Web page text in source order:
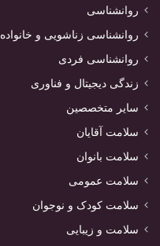
روانشناسی
روانشناسی زناشویی و خانواده
روانشناسی فردی
زندگی دیجیتال و فناوری
سایر متخصصین
سلامت آقایان
سلامت بانوان
سلامت عمومی
سلامت کودک و نوجوان
سلامت و زیبایی